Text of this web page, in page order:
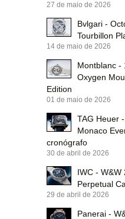
27 de maio de 2026
Bvlgari -
Tourbillon
14 de maio de 2026
Montblanc -
Oxygen
Edition
01 de maio de 2026
TAG Heuer
Monaco
cronógrafo
30 de abril de 2026
IWC - W&W
Perpetual
29 de abril de 2026
Panerai -